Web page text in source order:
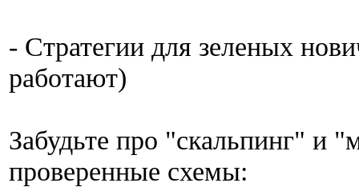
- Стратегии для зеленых
работают)
Забудьте про "скальпинг" и
проверенные схемы: